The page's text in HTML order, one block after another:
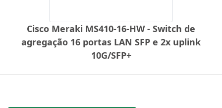
Cisco Meraki MS410-16-HW - Switch de
agregação 16 portas LAN SFP e 2x uplink
10G/SFP+